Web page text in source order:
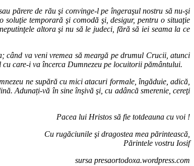
părere de rău şi convinge-l pe îngeraşul nostru să nu-şi
temporară şi comodă şi, desigur, pentru o situaţie
altora şi nu să le judeci, fără să iei seama la ce
când va veni vremea să meargă pe drumul Crucii, atunci
cu care-i va încerca Dumnezeu pe locuitorii pământului.
ne supără cu mici atacuri formale, îngăduie, adică,
Adunați-vă în sine înşivă şi, cu adâncă smerenie, cereţi
Pacea lui Hristos să fie totdeauna cu voi !
Cu rugăciunile şi dragostea mea părintească,
Părintele vostru Iosif
sursa presaortodoxa.wordpress.com